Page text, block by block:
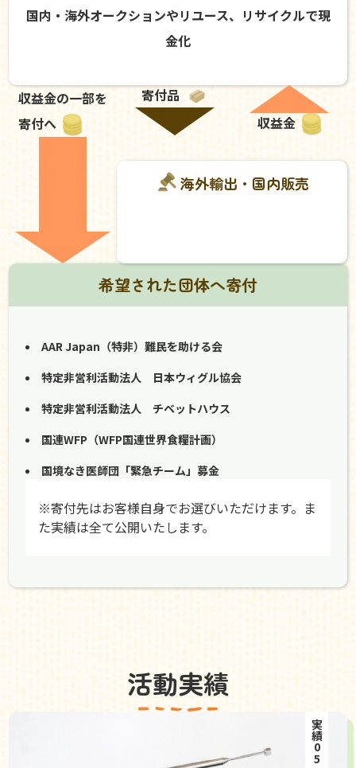
国内・海外オークションやリユース、リサイクルで現
金化
収益金の一部を
寄付へ
寄付品
収益金
海外輸出・国内販売
希望された団体へ寄付
AAR Japan（特非）難民を助ける会
特定非営利活動法人 日本ウィグル協会
特定非営利活動法人 チベットハウス
国連WFP（WFP国連世界食糧計画）
国境なき医師団「緊急チーム」募金
※寄付先はお客様自身でお選びいただけます。ま
た実績は全て公開いたします。
活動実績
実績05